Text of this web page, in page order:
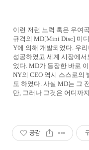
이런 저런 노력 혹은 우여
규격의 MD[Mini Disc] 미
Y에 의해 개발되었다. 우
성공하였고 세계 시장에
었다. MD가 등장한 바로
NY의 CEO 역시 스스로의
도 하였다. 사실 MD는 그
만, 그러나 그것은 어디까
공감